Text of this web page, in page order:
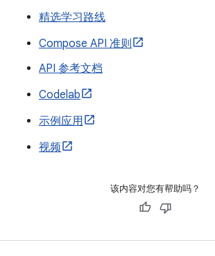
精选学习路线
Compose API 准则
API 参考文档
Codelab
示例应用
视频
该内容对您有帮助吗？